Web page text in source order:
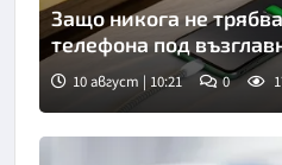
Защо никога не
телефона под
10 август | 10:21 0